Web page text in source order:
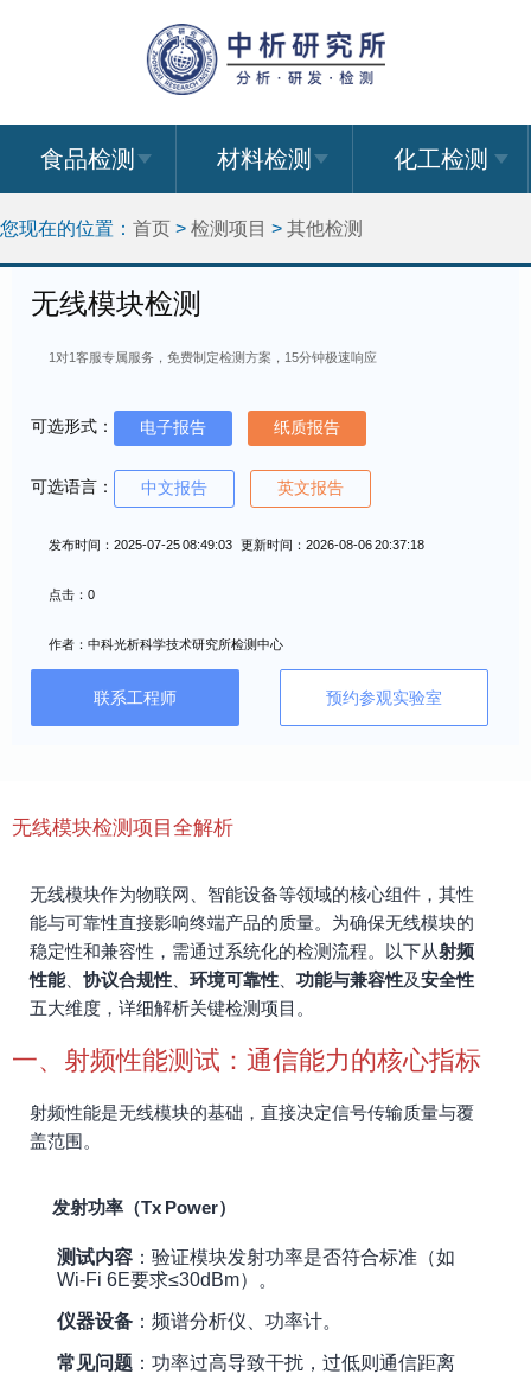
食品检测 材料检测 化工检测
您现在的位置： 首页 > 检测项目 > 其他检测
无线模块检测
1对1客服专属服务，免费制定检测方案，15分钟极速响应
可选形式： 电子报告 纸质报告
可选语言： 中文报告 英文报告
发布时间：2025-07-25 08:49:03 更新时间：2026-08-06 20:37:18
点击：0
作者：中科光析科学技术研究所检测中心
联系工程师 预约参观实验室
无线模块检测项目全解析
无线模块作为物联网、智能设备等领域的核心组件，其性
能与可靠性直接影响终端产品的质量。为确保无线模块的
稳定性和兼容性，需通过系统化的检测流程。以下从射频
性能、 协议合规性 环境可靠性 功能与兼容性及安全性
五大维度，详细解析关键检测项目。
一、射频性能测试：通信能力的核心指标
射频性能是无线模块的基础，直接决定信号传输质量与覆
盖范围。
发射功率（Tx Power）
测试内容 ：验证模块发射功率是否符合标准（如
Wi-Fi 6E要求≤30dBm）。
仪器设备 ：频谱分析仪、功率计。
常见问题 ：功率过高导致干扰，过低则通信距离